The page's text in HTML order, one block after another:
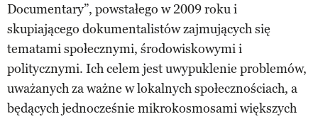
Documentary”, powstałego w 2009 roku i
skupiającego dokumentalistów zajmujących się
tematami społecznymi, środowiskowymi i
politycznymi. Ich celem jest uwypuklenie problemów,
uważanych za ważne w lokalnych społecznościach, a
będących jednocześnie mikrokosmosami większych